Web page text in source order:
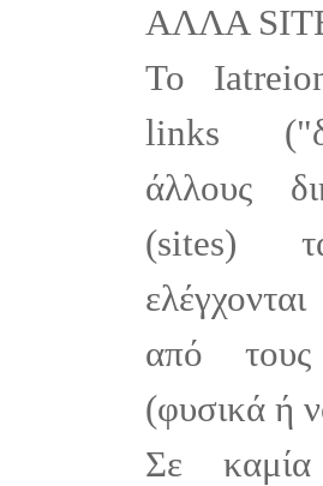
ΑΛΛΑ
Το
links
άλλους
(sites)
από τους
(φυσικά ή
Σε